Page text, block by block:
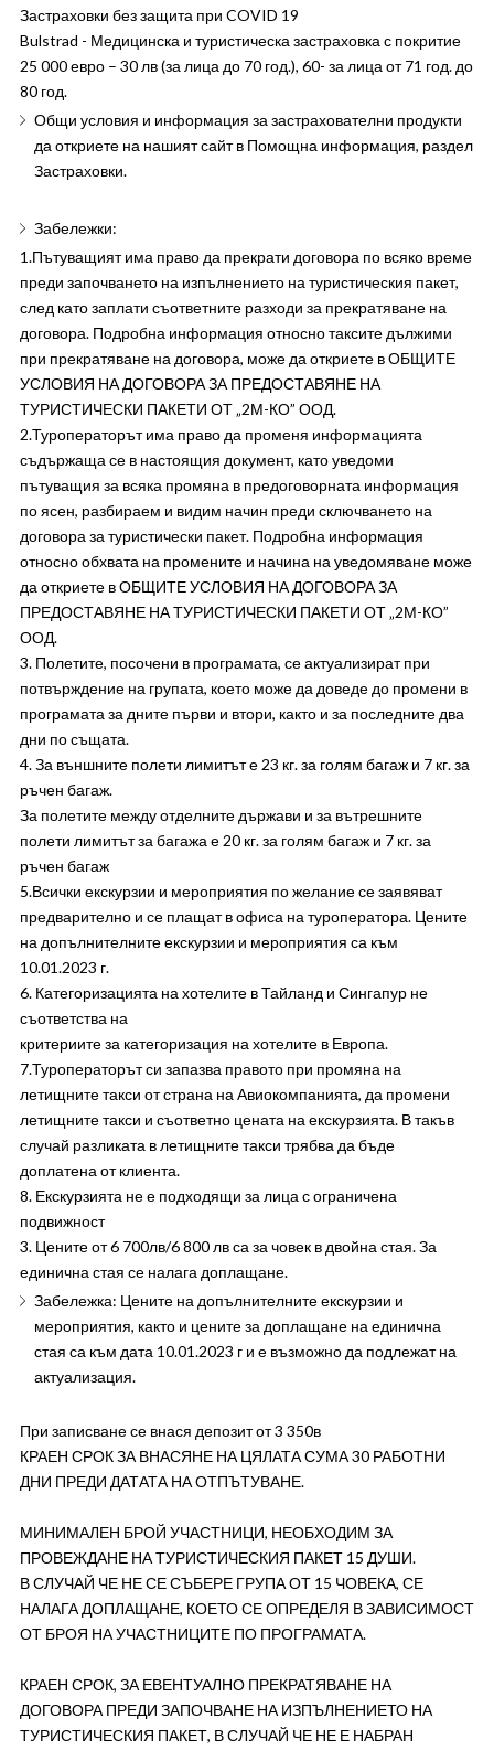
Застраховки без защита при COVID 19
Bulstrad - Медицинска и туристическа застраховка с покритие
25 000 евро – 30 лв (за лица до 70 год.), 60- за лица от 71 год. до
80 год.
Общи условия и информация за застрахователни продукти
да откриете на нашият сайт в Помощна информация, раздел
Застраховки.
Забележки:
1.Пътуващият има право да прекрати договора по всяко време
преди започването на изпълнението на туристическия пакет,
след като заплати съответните разходи за прекратяване на
договора. Подробна информация относно таксите дължими
при прекратяване на договора, може да откриете в ОБЩИТЕ
УСЛОВИЯ НА ДОГОВОРА ЗА ПРЕДОСТАВЯНЕ НА
ТУРИСТИЧЕСКИ ПАКЕТИ ОТ „2М-КО” ООД.
2.Туроператорът има право да променя информацията
съдържаща се в настоящия документ, като уведоми
пътуващия за всяка промяна в предоговорната информация
по ясен, разбираем и видим начин преди сключването на
договора за туристически пакет. Подробна информация
относно обхвата на промените и начина на уведомяване може
да откриете в ОБЩИТЕ УСЛОВИЯ НА ДОГОВОРА ЗА
ПРЕДОСТАВЯНЕ НА ТУРИСТИЧЕСКИ ПАКЕТИ ОТ „2М-КО”
ООД.
3. Полетите, посочени в програмата, се актуализират при
потвърждение на групата, което може да доведе до промени в
програмата за дните първи и втори, както и за последните два
дни по същата.
4. За външните полети лимитът е 23 кг. за голям багаж и 7 кг. за
ръчен багаж.
За полетите между отделните държави и за вътрешните
полети лимитът за багажа е 20 кг. за голям багаж и 7 кг. за
ръчен багаж
5.Всички екскурзии и мероприятия по желание се заявяват
предварително и се плащат в офиса на туроператора. Цените
на допълнителните екскурзии и мероприятия са към
10.01.2023 г.
6. Категоризацията на хотелите в Тайланд и Сингапур не
съответства на
критериите за категоризация на хотелите в Европа.
7.Туроператорът си запазва правото при промяна на
летищните такси от страна на Авиокомпанията, да промени
летищните такси и съответно цената на екскурзията. В такъв
случай разликата в летищните такси трябва да бъде
доплатена от клиента.
8. Екскурзията не е подходящи за лица с ограничена
подвижност
3. Цените от 6 700лв/6 800 лв са за човек в двойна стая. За
единична стая се налага доплащане.
Забележка: Цените на допълнителните екскурзии и
мероприятия, както и цените за доплащане на единична
стая са към дата 10.01.2023 г и е възможно да подлежат на
актуализация.
При записване се внася депозит от 3 350в
КРАЕН СРОК ЗА ВНАСЯНЕ НА ЦЯЛАТА СУМА 30 РАБОТНИ
ДНИ ПРЕДИ ДАТАТА НА ОТПЪТУВАНЕ.
МИНИМАЛЕН БРОЙ УЧАСТНИЦИ, НЕОБХОДИМ ЗА
ПРОВЕЖДАНЕ НА ТУРИСТИЧЕСКИЯ ПАКЕТ 15 ДУШИ.
В СЛУЧАЙ ЧЕ НЕ СЕ СЪБЕРЕ ГРУПА ОТ 15 ЧОВЕКА, СЕ
НАЛАГА ДОПЛАЩАНЕ, КОЕТО СЕ ОПРЕДЕЛЯ В ЗАВИСИМОСТ
ОТ БРОЯ НА УЧАСТНИЦИТЕ ПО ПРОГРАМАТА.
КРАЕН СРОК, ЗА ЕВЕНТУАЛНО ПРЕКРАТЯВАНЕ НА
ДОГОВОРА ПРЕДИ ЗАПОЧВАНЕ НА ИЗПЪЛНЕНИЕТО НА
ТУРИСТИЧЕСКИЯ ПАКЕТ, В СЛУЧАЙ ЧЕ НЕ Е НАБРАН